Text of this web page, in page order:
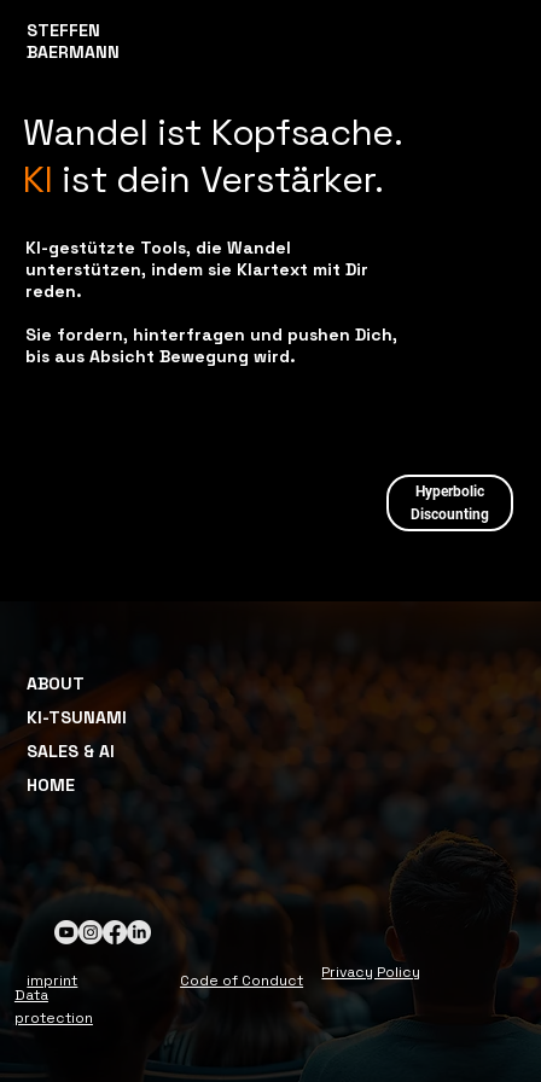
STEFFEN
BAERMANN
Wandel ist Kopfsache.
KI ist dein Verstärker.
KI-gestützte Tools, die Wandel
unterstützen, indem sie Klartext mit Dir
reden.
Sie fordern, hinterfragen und pushen Dich,
bis aus Absicht Bewegung wird.
Hyperbolic
Discounting
ABOUT
KI-TSUNAMI
SALES & AI
HOME
Privacy Policy
Data
protection
imprint Code of Conduct